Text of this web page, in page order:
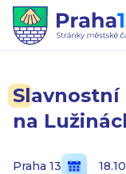
na
Praha 13